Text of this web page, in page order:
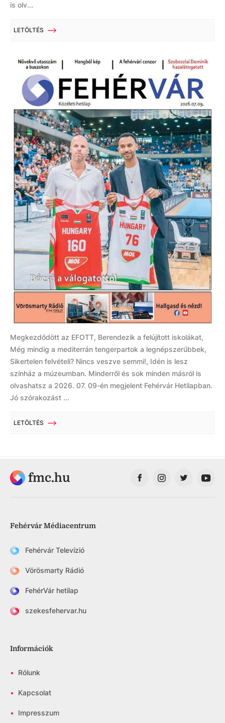
is olv...
LETÖLTÉS
Megkezdődött az EFOTT, Berendezik a felújított iskolákat,
Még mindig a mediterrán tengerpartok a legnépszerűbbek,
Sikertelen felvételi? Nincs veszve semmi!, Idén is lesz
színház a múzeumban. Minderről és sok minden másról is
olvashatsz a 2026. 07. 09-én megjelent Fehérvár Hetilapban.
Jó szórakozást ...
LETÖLTÉS
fmc.hu
Fehérvár Médiacentrum
Fehérvár Televízió
Vörösmarty Rádió
FehérVár hetilap
szekesfehervar.hu
Információk
• Rólunk
• Kapcsolat
• Impresszum